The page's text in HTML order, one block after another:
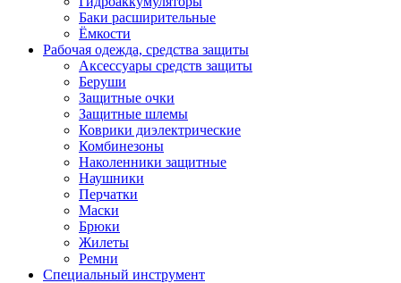
Баки расширительные
Ёмкости
Рабочая одежда, средства защиты
Аксессуары средств защиты
Беруши
Защитные очки
Защитные шлемы
Коврики диэлектрические
Комбинезоны
Наколенники защитные
Наушники
Перчатки
Маски
Брюки
Жилеты
Ремни
Специальный инструмент